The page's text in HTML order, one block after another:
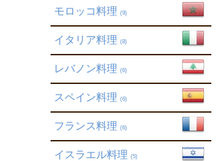
モロッコ料理 (9)
イタリア料理 (8)
レバノン料理 (6)
スペイン料理 (6)
フランス料理 (6)
イスラエル料理 (5)